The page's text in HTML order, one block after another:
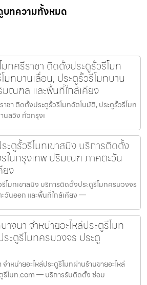
บทความทั้งหมด
ทศรีราชา ติดตั้งประตูรั้วรีโมท
มทบานเลื่อน, ประตูรั้วรีโมทบาน
ณฑล และพื้นที่ใกล้เคียง
ชา ติดตั้งประตูรั้วรีโมทอัตโนมัติ, ประตูรั้วรีโมท
นสวิง ทั่วกรุงเ
ะตูรั้วรีโมทเขาสมิง บริการติดตั้ง
ในกรุงเทพ ปริมณฑ ภาคตะวัน
ยง
โมทเขาสมิง บริการติดตั้งประตูรีโมทครบวงจร
วันออก และพื้นที่ใกล้เคียง —
งนา จำหน่ายอะไหล่ประตูรีโมท
ระตูรีโมทครบวงจร ประตู
ำหน่ายอะไหล่ประตูรีโมทผ่านร้านขายอะไหล่
รีโมท.com — บริการรับติดตั้ง ซ่อม